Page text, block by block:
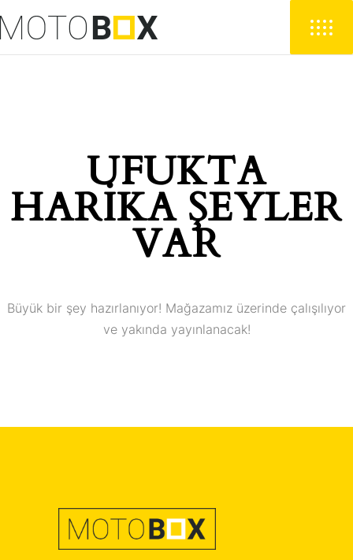
UFUKTA
HARIKA ŞEYLER
VAR
Büyük bir şey hazırlanıyor! Mağazamız üzerinde çalışılıyor
ve yakında yayınlanacak!